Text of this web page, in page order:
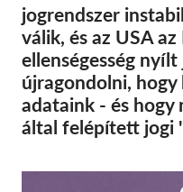
jogrendszer
válik, és az USA
ellenségesség
újragondolni,
adataink - és hogy
által felépített jogi